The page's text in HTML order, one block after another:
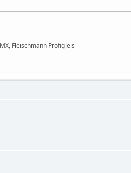
Fleischmann Profigleis